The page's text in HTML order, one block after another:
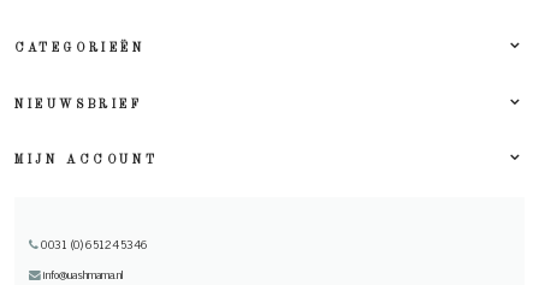
CATEGORIEËN
NIEUWSBRIEF
MIJN ACCOUNT
0031 (0) 651245346
info@uashmama.nl